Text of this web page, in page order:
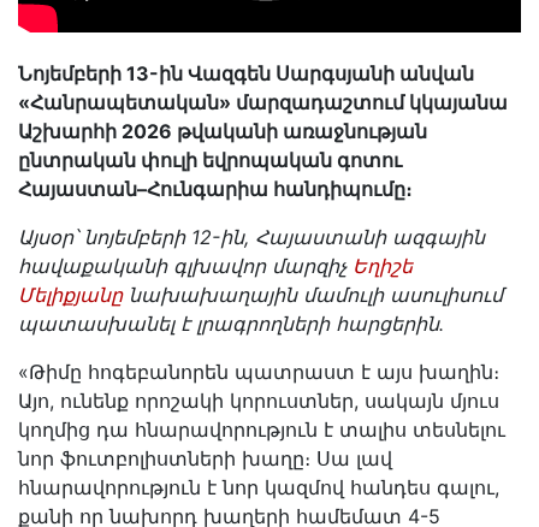
Նոյեմբերի 13-ին Վազգեն Սարգսյանի անվան
«Հանրապետական» մարզադաշտում կկայանա
Աշխարհի 2026 թվականի առաջնության
ընտրական փուլի եվրոպական գոտու
Հայաստան–Հունգարիա հանդիպումը։
Այսօր՝ նոյեմբերի 12-ին, Հայաստանի ազգային
հավաքականի գլխավոր մարզիչ Եղիշե
Մելիքյանը նախախաղային մամուլի ասուլիսում
պատասխանել է լրագրողների հարցերին․
«Թիմը հոգեբանորեն պատրաստ է այս խաղին։
Այո, ունենք որոշակի կորուստներ, սակայն մյուս
կողմից դա հնարավորություն է տալիս տեսնելու
նոր ֆուտբոլիստների խաղը։ Սա լավ
հնարավորություն է նոր կազմով հանդես գալու,
քանի որ նախորդ խաղերի համեմատ 4-5